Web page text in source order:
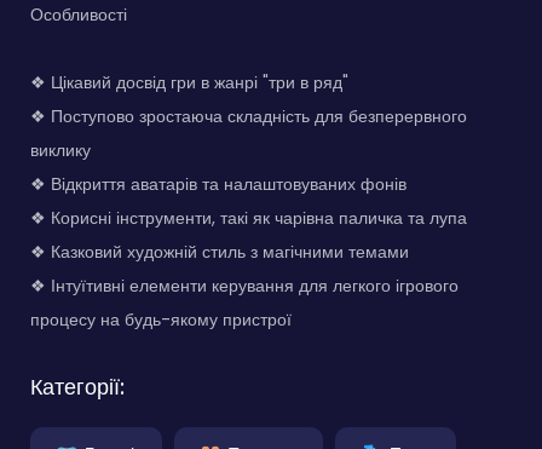
Особливості
❖ Цікавий досвід гри в жанрі "три в ряд"
❖ Поступово зростаюча складність для безперервного
виклику
❖ Відкриття аватарів та налаштовуваних фонів
❖ Корисні інструменти, такі як чарівна паличка та лупа
❖ Казковий художній стиль з магічними темами
❖ Інтуїтивні елементи керування для легкого ігрового
процесу на будь-якому пристрої
Категорії: